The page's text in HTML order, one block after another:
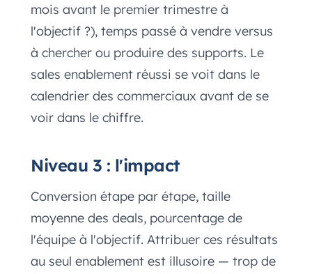
mois avant le premier trimestre à
l'objectif ?), temps passé à vendre versus
à chercher ou produire des supports. Le
sales enablement réussi se voit dans le
calendrier des commerciaux avant de se
voir dans le chiffre.
Niveau 3 : l'impact
Conversion étape par étape, taille
moyenne des deals, pourcentage de
l'équipe à l'objectif. Attribuer ces résultats
au seul enablement est illusoire — trop de